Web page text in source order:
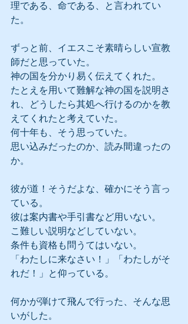
理である、命である、と言われてい
た。
ずっと前、イエスこそ素晴らしい宣教
師だと思っていた。
神の国を分かり易く伝えてくれた。
たとえを用いて難解な神の国を説明さ
れ、どうしたら其処へ行けるのかを教
えてくれたと考えていた。
何十年も、そう思っていた。
思い込みだったのか、読み間違ったの
か。
彼が道！そうだよな、確かにそう言っ
ている。
彼は案内書や手引書など用いない。
こ難しい説明などしていない。
条件も資格も問うてはいない。
「わたしに来なさい！」「わたしがそ
れだ！」と仰っている。
何かが弾けて飛んで行った、そんな思
いがした。